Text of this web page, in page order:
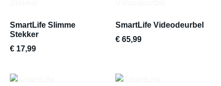
SmartLife Slimme
Stekker
€ 17,99
SmartLife Videodeurbel
€ 65,99